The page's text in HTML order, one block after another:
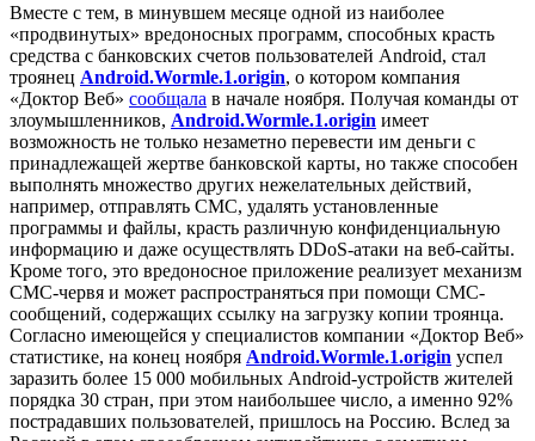
Вместе с тем, в минувшем месяце одной из наиболее
«продвинутых» вредоносных программ, способных красть
средства с банковских счетов пользователей Android, стал
троянец Android.Wormle.1.origin, о котором компания
«Доктор Веб» сообщала в начале ноября. Получая команды от
злоумышленников, Android.Wormle.1.origin имеет
возможность не только незаметно перевести им деньги с
принадлежащей жертве банковской карты, но также способен
выполнять множество других нежелательных действий,
например, отправлять СМС, удалять установленные
программы и файлы, красть различную конфиденциальную
информацию и даже осуществлять DDoS-атаки на веб-сайты.
Кроме того, это вредоносное приложение реализует механизм
СМС-червя и может распространяться при помощи СМС-
сообщений, содержащих ссылку на загрузку копии троянца.
Согласно имеющейся у специалистов компании «Доктор Веб»
статистике, на конец ноября Android.Wormle.1.origin успел
заразить более 15 000 мобильных Android-устройств жителей
порядка 30 стран, при этом наибольшее число, а именно 92%
пострадавших пользователей, пришлось на Россию. Вслед за